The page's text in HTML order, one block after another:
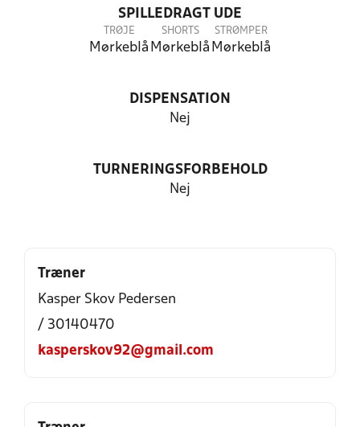
SPILLEDRAGT UDE
TRØJE
Mørkeblå
SHORTS
Mørkeblå
STRØMPER
Mørkeblå
DISPENSATION
Nej
TURNERINGSFORBEHOLD
Nej
Træner
Kasper Skov Pedersen
/ 30140470
kasperskov92@gmail.com